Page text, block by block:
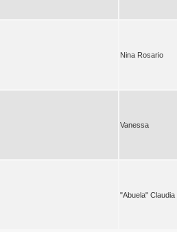
Nina Rosario
Vanessa
"Abuela" Claudia